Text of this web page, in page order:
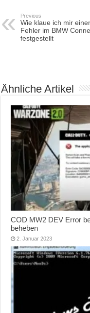
Previous
Wie klaue ich mir
Fehler im BMW
festgestellt
Ähnliche Artikel
COD MW2 DEV Error
beheben
2. Januar 2023